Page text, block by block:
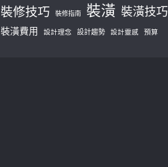
裝修技巧 裝修指南 裝潢 裝潢技巧
裝潢費用 設計理念 設計趨勢 設計靈感 預算